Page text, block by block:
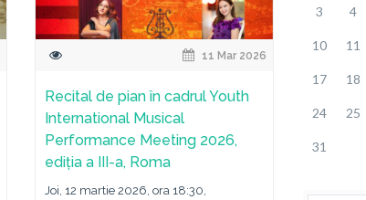
11 Mar 2026
Recital de pian în cadrul Youth
International Musical
Performance Meeting 2026,
ediția a III-a, Roma
Joi, 12 martie 2026, ora 18:30,
3 4
10 11
17 18
24 25
31